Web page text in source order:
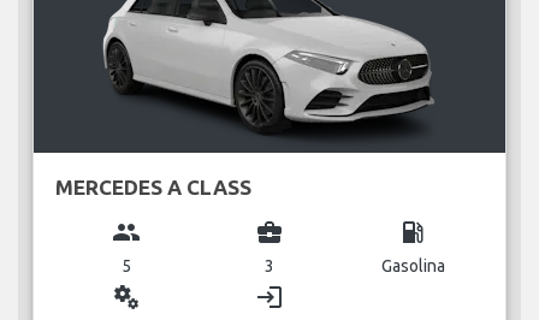
MERCEDES A CLASS
group
5
business_center
3
local_gas_station
Gasolina
miscellaneous_services login